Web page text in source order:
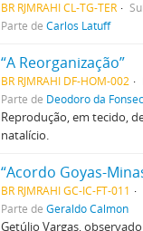
BR RJMRAHI CL-TG-TER
Parte de Carlos Latuff
“A Reorganização”
BR RJMRAHI DF-HOM-002
Parte de Deodoro da
Reprodução, em tecido,
natalício.
“Acordo Goyas-
BR RJMRAHI GC-IC-FT-011
Parte de Geraldo Calmon
Getúlio Vargas,